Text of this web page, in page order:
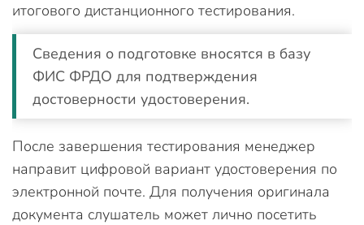
итогового дистанционного тестирования.
Сведения о подготовке вносятся в базу
ФИС ФРДО для подтверждения
достоверности удостоверения.
После завершения тестирования менеджер
направит цифровой вариант удостоверения по
электронной почте. Для получения оригинала
документа слушатель может лично посетить